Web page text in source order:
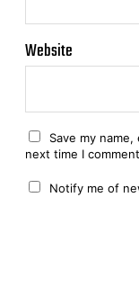
Website
Save my
next time I
Notify me of